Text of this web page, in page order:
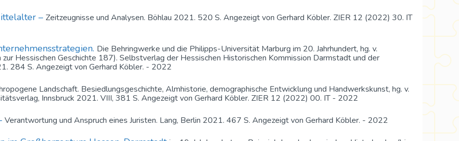
– Zeitzeugnisse und Analysen. Böhlau 2021. 520 S. Angezeigt von Gerhard Köbler. ZIER 12 (2022) 30. IT
Die Behringwerke und die Philipps-Universität Marburg im 20. Jahrhundert, hg. v.
zur Hessischen Geschichte 187). Selbstverlag der Hessischen Historischen Kommission Darmstadt und der
284 S. Angezeigt von Gerhard Köbler. - 2022
Landschaft. Besiedlungsgeschichte, Almhistorie, demographische Entwicklung und Handwerkskunst, hg. v.
Innsbruck 2021. VIII, 381 S. Angezeigt von Gerhard Köbler. ZIER 12 (2022) 00. IT - 2022
Verantwortung und Anspruch eines Juristen. Lang, Berlin 2021. 467 S. Angezeigt von Gerhard Köbler. - 2022